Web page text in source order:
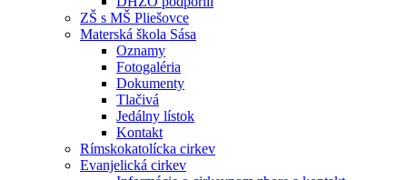
ZŠ s MŠ Pliešovce
Materská škola Sása
Oznamy
Fotogaléria
Dokumenty
Tlačivá
Jedálny lístok
Kontakt
Rímskokatolícka cirkev
Evanjelická cirkev